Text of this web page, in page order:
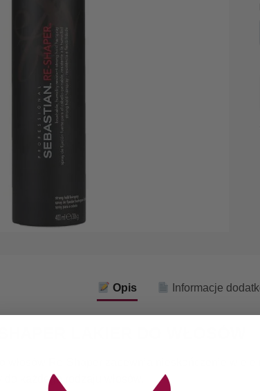
Opis Informacje
LAKIER DO WŁOSÓW
włosów Re-Shaper zapewnia nieskończenie
każdego rodzaju włosów.